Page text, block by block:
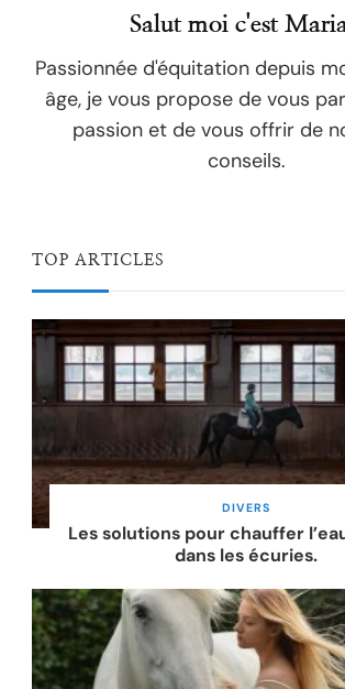
Salut moi c'est
Passionnée d'équitation depuis
âge, je vous propose de vous
passion et de vous offrir de
conseils.
TOP ARTICLES
DIVERS
Les solutions pour chauffer
dans les écuries.